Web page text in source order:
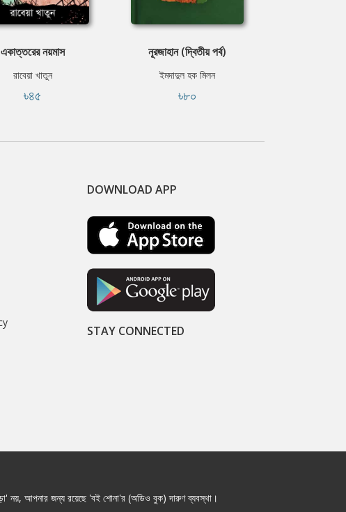
একাত্তরের নয়মাস
রাবেয়া খাতুন
৳৪৫
নূরজাহান (দ্বিতীয় পর্ব)
ইমদাদুল হক মিলন
৳৮০
DOWNLOAD APP
STAY CONNECTED
নয়, আপনার জন্য রয়েছে 'বই শোনা'র (অডিও বুক) দারুণ ব্যবস্থা।